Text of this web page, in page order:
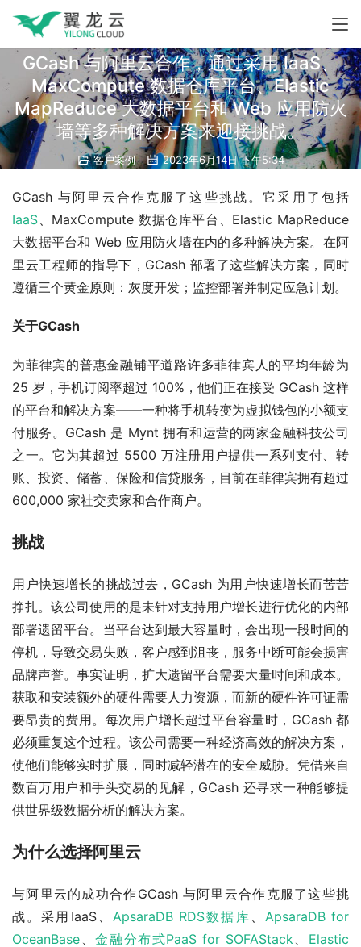
GCash 与阿里云合作，通过采用 IaaS、
MaxCompute 数据仓库平台、Elastic
MapReduce 大数据平台和 Web 应用防火
墙等多种解决方案来迎接挑战。
客户案例 2023年6月14日 下午5:34
IaaS、MaxCompute 数据仓库平台、Elastic MapReduce
大数据平台和 Web 应用防火墙在内的多种解决方案。在阿
里云工程师的指导下，GCash 部署了这些解决方案，同时
遵循三个黄金原则：灰度开发；监控部署并制定应急计划。
关于GCash
为菲律宾的普惠金融铺平道路许多菲律宾人的平均年龄为
25 岁，手机订阅率超过 100%，他们正在接受 GCash 这样
的平台和解决方案——一种将手机转变为虚拟钱包的小额支
付服务。GCash 是 Mynt 拥有和运营的两家金融科技公司
之一。它为其超过 5500 万注册用户提供一系列支付、转
账、投资、储蓄、保险和信贷服务，目前在菲律宾拥有超过
600,000 家社交卖家和合作商户。
挑战
用户快速增长的挑战过去，GCash 为用户快速增长而苦苦
挣扎。该公司使用的是未针对支持用户增长进行优化的内部
部署遗留平台。当平台达到最大容量时，会出现一段时间的
停机，导致交易失败，客户感到沮丧，服务中断可能会损害
品牌声誉。事实证明，扩大遗留平台需要大量时间和成本。
获取和安装额外的硬件需要人力资源，而新的硬件许可证需
要昂贵的费用。每次用户增长超过平台容量时，GCash 都
必须重复这个过程。该公司需要一种经济高效的解决方案，
使他们能够实时扩展，同时减轻潜在的安全威胁。凭借来自
数百万用户和手头交易的见解，GCash 还寻求一种能够提
供世界级数据分析的解决方案。
为什么选择阿里云
与阿里云的成功合作GCash 与阿里云合作克服了这些挑
战。采用IaaS、 ApsaraDB RDS数据库 、 ApsaraDB for
OceanBase 、金融分布式PaaS for SOFAStack、 Elastic